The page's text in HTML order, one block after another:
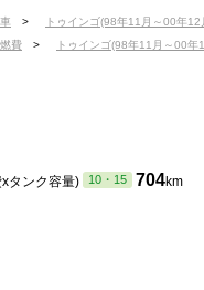
> トゥインゴ(98年11月～00年12
費 > トゥインゴ(98年11月～00年
タンク容量) 10・15 704km